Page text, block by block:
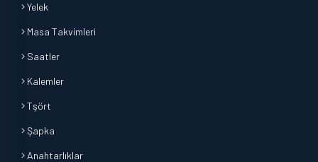
Yelek
Masa Takvimleri
Saatler
Kalemler
Tşört
Şapka
Anahtarlıklar